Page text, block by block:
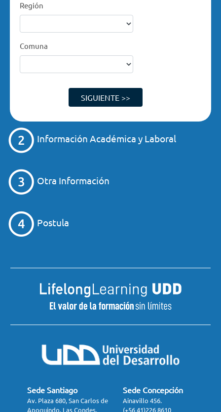
Región
Comuna
SIGUIENTE >>
Información Académica y Laboral
Otra Información
Postula
Sede Santiago
Av. Plaza 680, San Carlos de
Apoquindo, Las Condes.
Sede Concepción
Ainavillo 456.
(+56 41)226 8610